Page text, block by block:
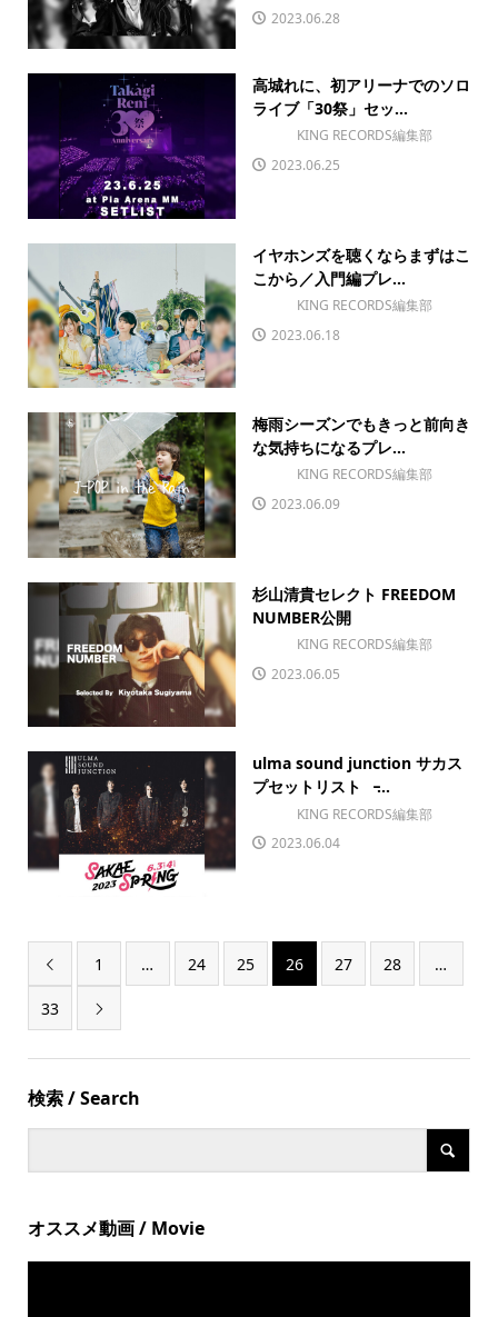
2023.06.28
高城れに、初アリーナでのソロ
ライブ「30祭」セッ...
KING RECORDS編集部
2023.06.25
イヤホンズを聴くならまずはこ
こから／入門編プレ...
KING RECORDS編集部
2023.06.18
梅雨シーズンでもきっと前向き
な気持ちになるプレ...
KING RECORDS編集部
2023.06.09
杉山清貴セレクト FREEDOM
NUMBER公開
KING RECORDS編集部
2023.06.05
ulma sound junction サカス
プセットリスト ̵...
KING RECORDS編集部
2023.06.04
 1 … 24 25 26 27 28 …
33 
検索 / Search
オススメ動画 / Movie